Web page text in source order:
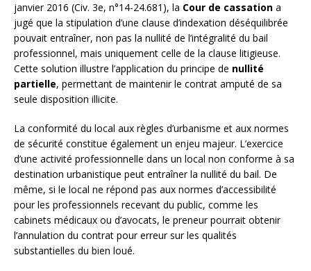
janvier 2016 (Civ. 3e, n°14-24.681), la Cour de cassation a
jugé que la stipulation d’une clause d’indexation déséquilibrée
pouvait entraîner, non pas la nullité de l’intégralité du bail
professionnel, mais uniquement celle de la clause litigieuse.
Cette solution illustre l’application du principe de nullité
partielle, permettant de maintenir le contrat amputé de sa
seule disposition illicite.
La conformité du local aux règles d’urbanisme et aux normes
de sécurité constitue également un enjeu majeur. L’exercice
d’une activité professionnelle dans un local non conforme à sa
destination urbanistique peut entraîner la nullité du bail. De
même, si le local ne répond pas aux normes d’accessibilité
pour les professionnels recevant du public, comme les
cabinets médicaux ou d’avocats, le preneur pourrait obtenir
l’annulation du contrat pour erreur sur les qualités
substantielles du bien loué.